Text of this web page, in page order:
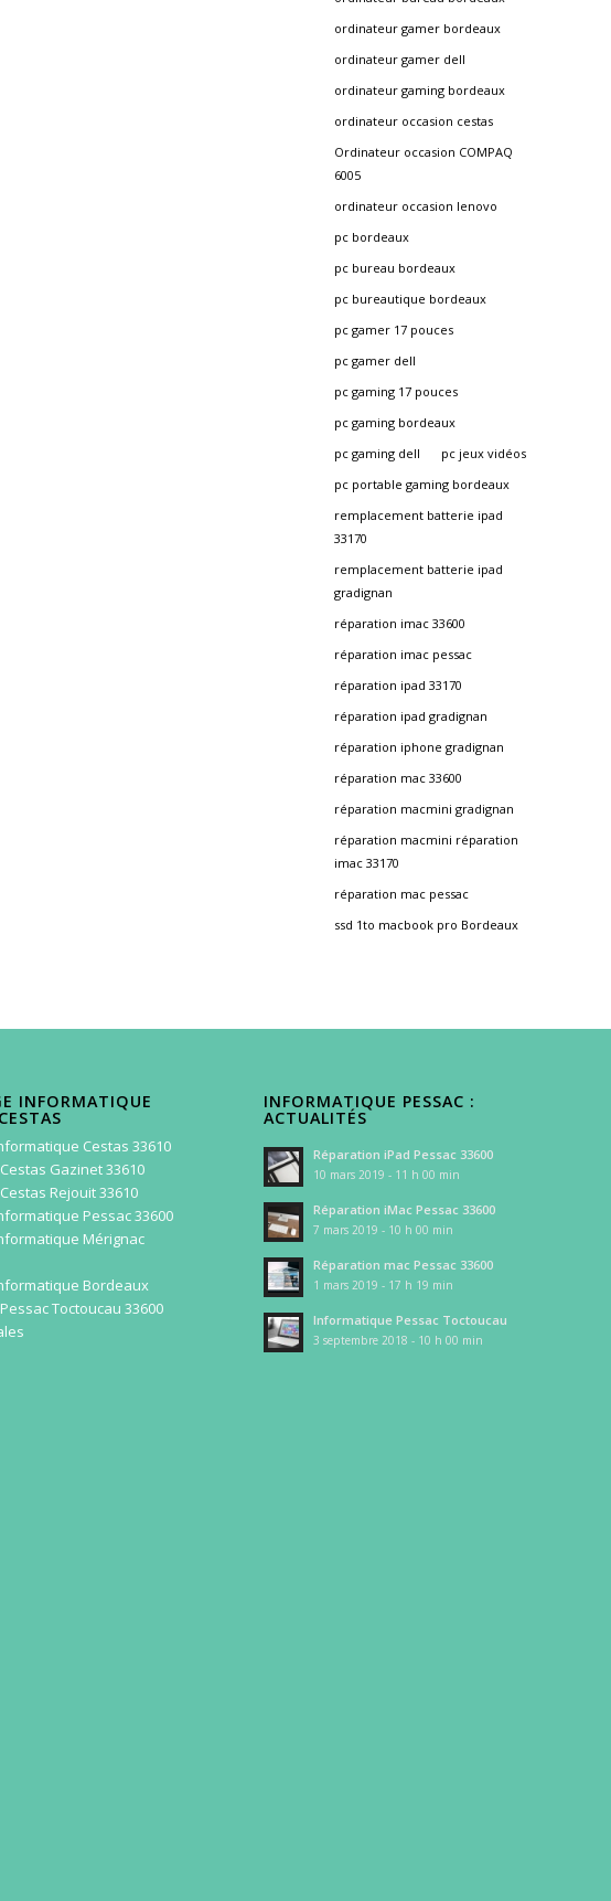
ordinateur gamer bordeaux
ordinateur gamer dell
ordinateur gaming bordeaux
ordinateur occasion cestas
Ordinateur occasion COMPAQ
6005
ordinateur occasion lenovo
pc bordeaux
pc bureau bordeaux
pc bureautique bordeaux
pc gamer 17 pouces
pc gamer dell
pc gaming 17 pouces
pc gaming bordeaux
pc gaming dell
pc jeux vidéos
pc portable gaming bordeaux
remplacement batterie ipad
33170
remplacement batterie ipad
gradignan
réparation imac 33600
réparation imac pessac
réparation ipad 33170
réparation ipad gradignan
réparation iphone gradignan
réparation mac 33600
réparation macmini gradignan
réparation macmini réparation
imac 33170
réparation mac pessac
ssd 1to macbook pro Bordeaux
INFORMATIQUE
Cestas 33610
Gazinet 33610
Rejouit 33610
Pessac 33600
Mérignac
Bordeaux
Toctoucau 33600
INFORMATIQUE PESSAC :
ACTUALITÉS
Réparation iPad Pessac 33600
10 mars 2019 - 11 h 00 min
Réparation iMac Pessac 33600
7 mars 2019 - 10 h 00 min
Réparation mac Pessac 33600
1 mars 2019 - 17 h 19 min
Informatique Pessac Toctoucau
3 septembre 2018 - 10 h 00 min